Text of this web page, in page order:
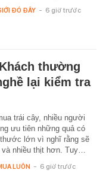
ĐÓ ĐÂY - 6 giờ trước
thường
lại kiểm tra
trái cây, nhiều người
ưu tiên những quả có
lớn vì nghĩ rằng sẽ
và nhiều thịt hơn. Tuy…
LUÔN - 6 giờ trước